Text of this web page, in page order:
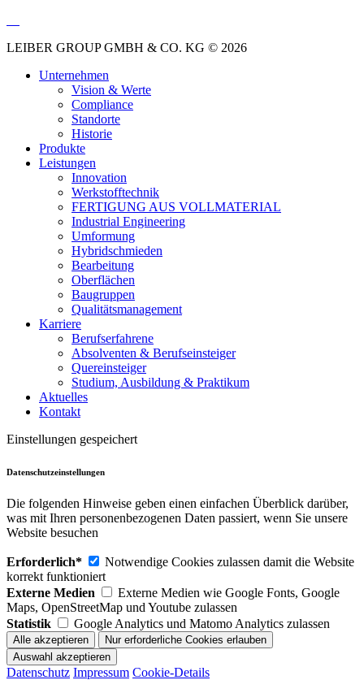
LEIBER GROUP GMBH & CO. KG © 2026
Unternehmen
Vision & Werte
Compliance
Standorte
Historie
Produkte
Leistungen
Innovation
Werkstofftechnik
FERTIGUNG AUS VOLLMATERIAL
Industrial Engineering
Umformung
Hybridschmieden
Bearbeitung
Oberflächen
Baugruppen
Qualitätsmanagement
Karriere
Berufserfahrene
Absolventen & Berufseinsteiger
Quereinsteiger
Studium, Ausbildung & Praktikum
Aktuelles
Kontakt
Einstellungen gespeichert
Datenschutzeinstellungen
Die folgenden Hinweise geben einen einfachen Überblick darüber,
was mit Ihren personenbezogenen Daten passiert, wenn Sie unsere
Website besuchen
Erforderlich*
Notwendige Cookies zulassen damit die Website
korrekt funktioniert
Externe Medien
Externe Medien wie Google Fonts, Google
Maps, OpenStreetMap und Youtube zulassen
Statistik
Google Analytics und Matomo Analytics zulassen
Datenschutz Impressum Cookie-Details